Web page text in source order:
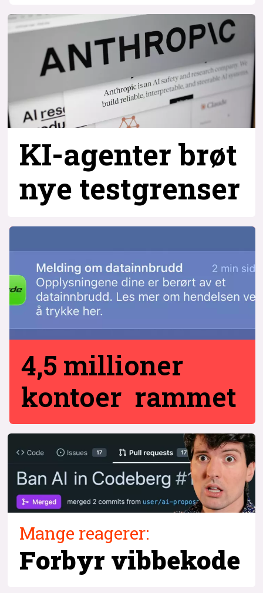
KI-agenter brøt
nye testgrenser
4,5 millioner
kontoer rammet
Mange reagerer:
Forbyr vibbekode